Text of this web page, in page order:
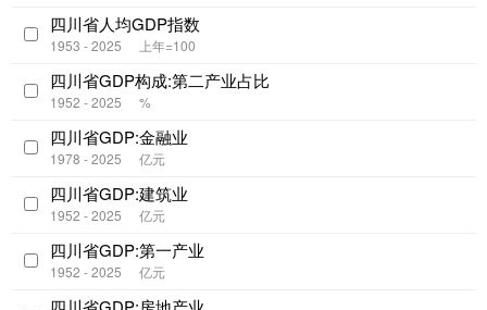
四川省人均GDP指数
1953 - 2025 上年=100
四川省GDP构成:第二产业占比
1952 - 2025 %
四川省GDP:金融业
1978 - 2025 亿元
四川省GDP:建筑业
1952 - 2025 亿元
四川省GDP:第一产业
1952 - 2025 亿元